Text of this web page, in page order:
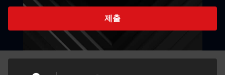
제출